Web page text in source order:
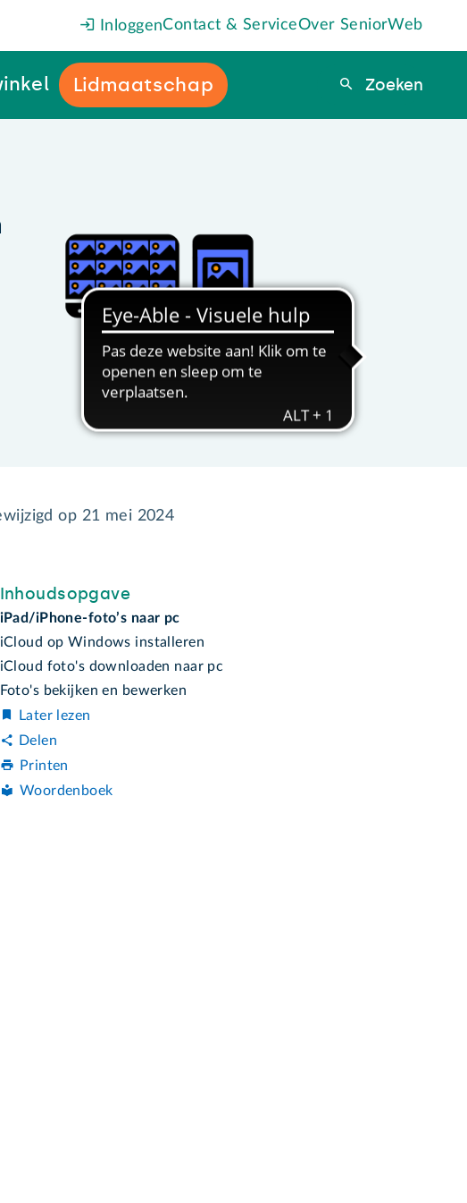
InloggenContact & ServiceOver SeniorWeb
Lidmaatschap Zoeken
Zoeken
op 21 mei 2024
Inhoudsopgave
iPad/iPhone-foto’s naar pc
iCloud op Windows installeren
iCloud foto's downloaden naar pc
Foto's bekijken en bewerken
Later lezen
Delen
Printen
Woordenboek